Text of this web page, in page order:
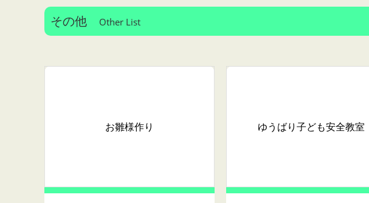
その他 Other List
お雛様作り ゆうばり子ども安全教室